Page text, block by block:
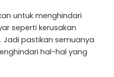
untuk menghindari
seperti kerusakan
Jadi pastikan semuanya
hal-hal yang